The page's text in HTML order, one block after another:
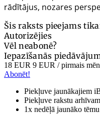
rādītājus, nozares
Šis raksts pieejams
Autorizējies
Vēl neabonē?
Iepazīšanās
18 EUR 9 EUR / pirmais
Abonēt!
Piekļuve jaunākajiem
Piekļuve rakstu arhīvam
1x nedēļā jaunāko